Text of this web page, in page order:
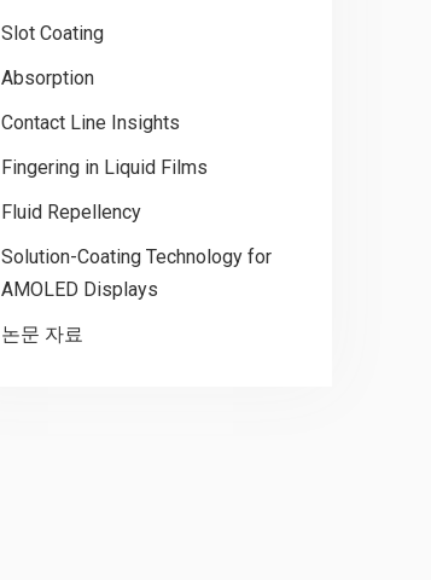
Slot Coating
Absorption
Contact Line Insights
Fingering in Liquid Films
Fluid Repellency
Solution-Coating Technology for
AMOLED Displays
논문 자료